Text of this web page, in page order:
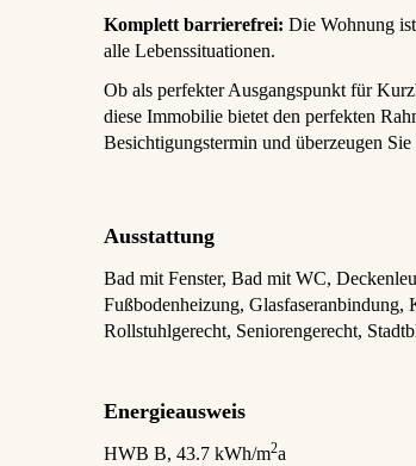
Komplett barrierefrei: Die Wohnung
alle Lebenssituationen.
Ob als perfekter Ausgangspunkt für
diese Immobilie bietet den perfekten
Besichtigungstermin und überzeugen
Ausstattung
Bad mit Fenster Bad mit WC
Fußbodenheizung Glasfaseranbindung
Rollstuhlgerecht Seniorengerecht
Energieausweis
HWB B, 43.7 kWh/m2a